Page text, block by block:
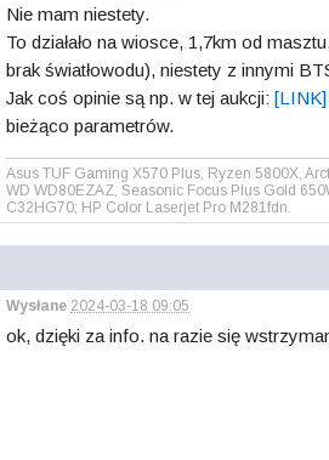
Nie mam niestety.
To działało na wiosce, 1,7km od
brak światłowodu), niestety z innymi
Jak coś opinie są np. w tej aukcji: [LINK]
bieżąco parametrów.
Asus TUF Gaming X570 Plus, Ryzen 5800X,
WD WD80EZAZ, Seasonic Focus Plus Gold
C32HG70; HP Color Laserjet Pro M281fdn.
Wysłane 2024-03-18 09:05
ok, dzięki za info. na razie się